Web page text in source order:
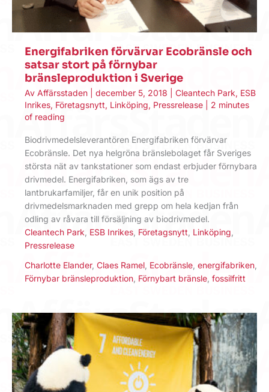
Energifabriken förvärvar Ecobränsle och
satsar stort på förnybar
bränsleproduktion i Sverige
Av Affärsstaden december 5, 2018 Cleantech Park, ESB
Inrikes, Företagsnytt, Linköping, Pressrelease
2 minutes
of reading
Biodrivmedelsleverantören Energifabriken förvärvar
Ecobränsle. Det nya helgröna bränslebolaget får Sveriges
största nät av tankstationer som endast erbjuder förnybara
drivmedel. Energifabriken, som ägs av tre
lantbrukarfamiljer, får en unik position på
drivmedelsmarknaden med grepp om hela kedjan från
odling av råvara till försäljning av biodrivmedel.
Cleantech Park ESB Inrikes Företagsnytt Linköping
Pressrelease
Charlotte Elander, Claes Ramel Ecobränsle energifabriken
Förnybar bränsleproduktion Förnybart bränsle fossilfritt